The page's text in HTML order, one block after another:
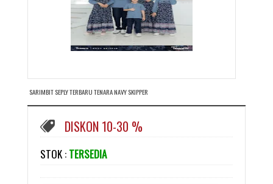
SARIMBIT SEPLY TERBARU TENARA NAVY SKIPPER
DISKON 10-30 %
STOK : TERSEDIA